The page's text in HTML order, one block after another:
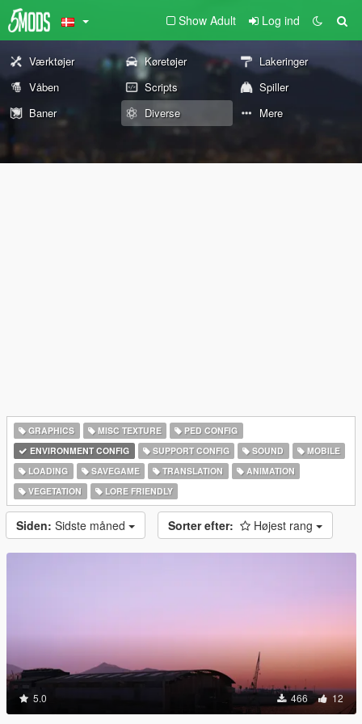
Show Adult Log ind
Værktøjer Køretøjer
Lakeringer
Våben
Scripts
Spiller
Baner
Diverse Mere
GRAPHICS MISC TEXTURE
PED CONFIG
ENVIRONMENT CONFIG
SUPPORT CONFIG SOUND
MOBILE
LOADING
SAVEGAME TRANSLATION
ANIMATION
VEGETATION
LORE FRIENDLY
Siden: Sidste måned Sorter efter: Højest rang
5.0 466 12